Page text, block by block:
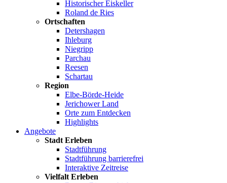
Historischer Eiskeller
Roland de Ries
Ortschaften
Detershagen
Ihleburg
Niegripp
Parchau
Reesen
Schartau
Region
Elbe-Börde-Heide
Jerichower Land
Orte zum Entdecken
Highlights
Angebote
Stadt Erleben
Stadtführung
Stadtführung barrierefrei
Interaktive Zeitreise
Vielfalt Erleben